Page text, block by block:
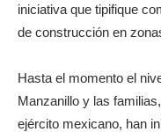
iniciativa que tipifique
de construcción en
Hasta el momento el
Manzanillo y las
ejército mexicano, han